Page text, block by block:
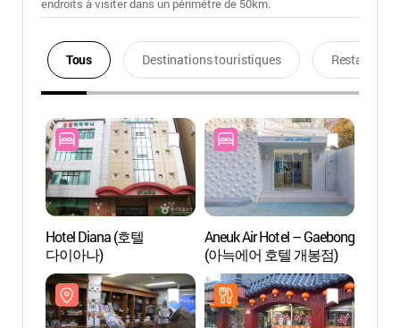
endroits à visiter dans un périmétre de 50km.
Tous Destinations touristiques Restaurants
Hotel Diana (호텔
다이아나)
Aneuk Air Hotel – Gaebong
(아늑에어 호텔 개봉점)